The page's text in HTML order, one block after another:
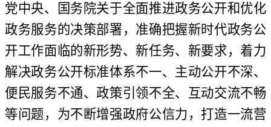
党中央、国务院关于全面推进政务公开和优化
政务服务的决策部署，准确把握新时代政务公
开工作面临的新形势、新任务、新要求，着力
解决政务公开标准体系不一、主动公开不深、
便民服务不通、政策引领不全、互动交流不畅
等问题， 为不断增强政府公信力，打造一流营